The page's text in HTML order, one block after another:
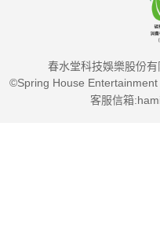
春水堂科技娛樂股份
©Spring House Entertainment
客服信箱